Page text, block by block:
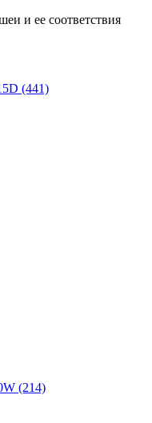
и ее соответствия
(441)
(214)